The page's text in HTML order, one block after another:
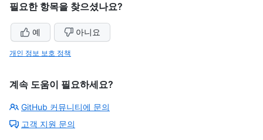
필요한 항목을 찾으셨나요?
예 아니요
개인 정보 보호 정책
계속 도움이 필요하세요?
GitHub 커뮤니티에 문의
고객 지원 문의